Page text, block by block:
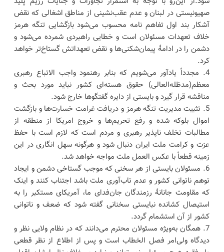
صهیونیستی در لبنان و عدم عقب‌نشینی از مناطق اشغالی که نقض
آشکار بند اول تفاهم نامه محسوب می‌شود بازگشایی تنگه هرمز
خلاف تعهدات مسئولان است و خطایی راهبردی شمرده می‌شود و
دشمن را در ادامۀ پیمان‌شکنی‌ها و نقض تعهداتش گستاخ‌تر خواهد
کرد.
4. مجدداً یادآور می‌شویم که بنابر رهنمود واجب الاتباع رهبری
معظم(مدظله‌العالی) حقوق هسته‌ای کشور نباید مورد بحث و
مناقشه قرار گیرد و بایستی از دایره گفتگوها خارج شود.
5. تثبیت مدیریت تنگه هرمز و دریافت غرامت خسارت‌ها و بازگشت
اموال بلوکه شده و رفع تحریم‌ها و خروج امریکا از منطقه از
مطالبات تخلف ناپذیر رهبری و مردم است که لازم است با حفظ
عزت و کرامت ملت ایران دنبال شود و هرگونه سهل انگاری در این
زمینه قطعاً با عکس العمل ملت مواجه خواهد شد.
6. مسئولان بایستی از هر سخنی که موجب گستاخی دشمن و ایجاد
توهم ناتوانی کشور و عدم تاب‌آوری ملت باشد اجتناب کنند و اینک
که مقاومت جانانۀ رزمندگان جان‌فدای ما، آمریکای مستکبر را به
استیصال کشانده نبایستی سخنانی گفته شود که ضعف و ناتوانی
کشور از آن استشمام گردد.
7. همگان به‌ویژه مسئولان محترم می‌دانند که در نظام ولایی نظر و
دیدگاه ولی‌امر فصل الخطاب است و پس از اطلاع از نظر قطعی